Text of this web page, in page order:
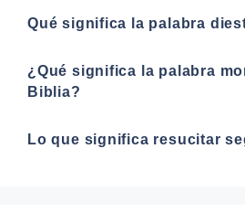
Qué significa la palabra
¿Qué significa la palabra
Biblia?
Lo que significa resucitar